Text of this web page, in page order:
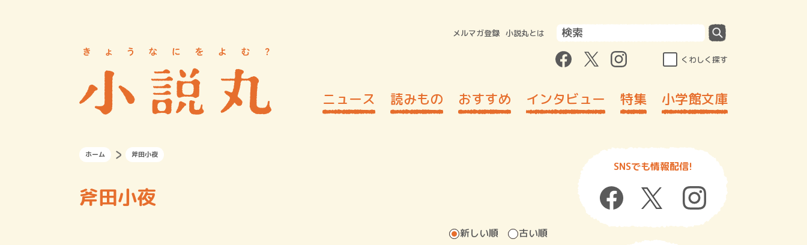
メルマガ登録 小説丸とは
くわしく探す
ニュース 読みもの おすすめ インタビュー 特集 小学館文庫
ホーム 斧田小夜
斧田小夜
新しい順 古い順
SNSでも情報配信!